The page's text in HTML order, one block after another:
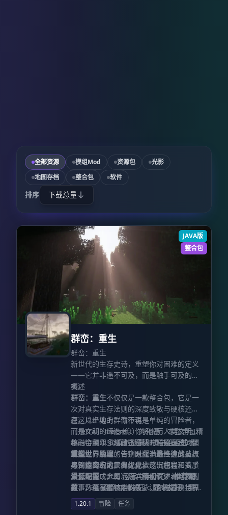
全部资源 模组Mod 资源包
光影
地图存档
整合包 软件
排序 下载总量
JAVA版
整合包
群峦：重生
群峦：重生
新世代的生存史诗，重塑你对困难的定义
——它并非遥不可及，而是触手可及的真
实。
概述
群峦：重生不仅仅是一款整合包，它是一
次对真实生存法则的深度致敬与硬核还
原。以经典的群峦传说
（TerraFirmaCraft）为地基，本整合包精
心融合了众多增强沉浸感与拓展玩法的辅
助模组，构建了一个既充满野性挑战又极
具深度的宏大世界。
在这片土地上，你不再是单纯的冒险者，
而是文明的缔造者。你将亲历人类文明的
每一个脚印：从敲击石块的原始蛮荒，到
掌握火与金属的青铜时代，最终迈向蒸汽
与钢铁交织的工业纪元。这一旅程涵盖了
资源勘探、金属冶炼、精细农业、畜牧驯
养，乃至掌握核能科技，让你在方块世界
中书写一部属于自己的文明进化史。
核心特色 1. 拟真的地质构造与冶金艺术
重塑世界肌理：告别原版千篇一律的石
头，这里的地层由火成岩、沉积岩和变质
岩交织而成，每一层岩石都讲述着地质的
故事，蕴藏着特定的矿脉。你需要手持探
矿镐，像真正的地质学家一样分析矿脉走
向，并在挖掘时时刻警惕物理法则带来的
尽管内容宏大，但优化依然出色。
最低配置：3GB 运行内存分配。推荐配
置：5GB 运行内存分配。显卡友好：集成
显卡（核显）用户亦可流畅运行，无需担
心硬件门槛。
1.20.1 冒险 任务